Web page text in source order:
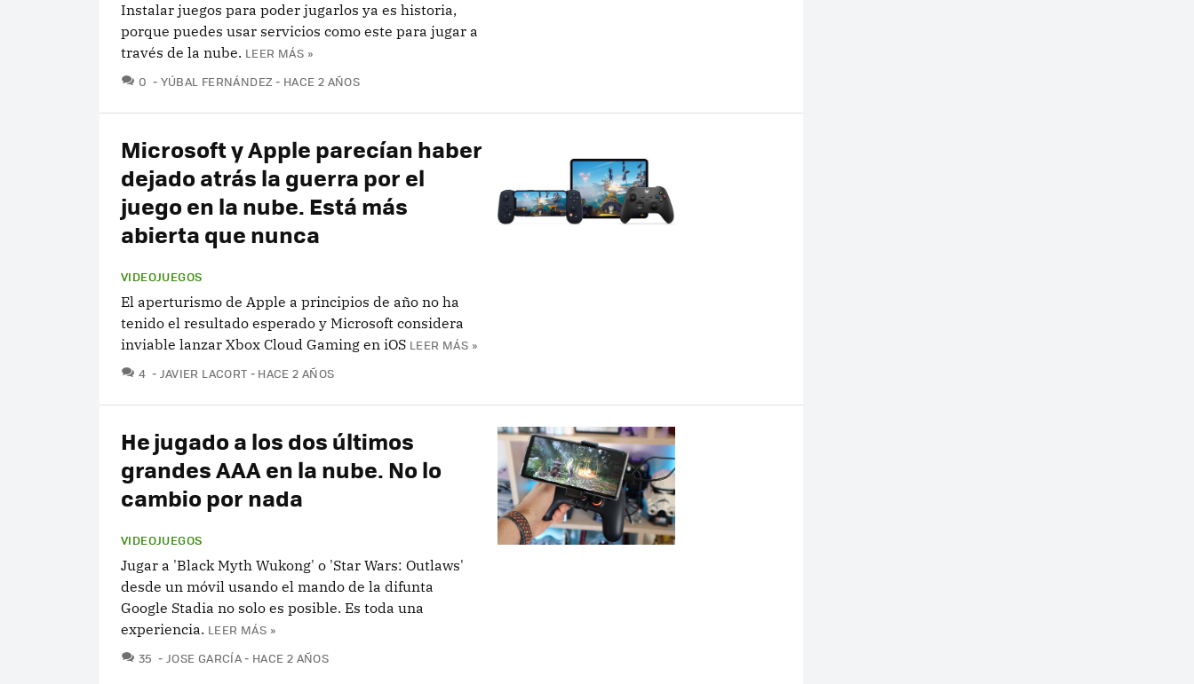
Instalar juegos para poder jugarlos ya es historia,
porque puedes usar servicios como este para jugar a
través de la nube. LEER MÁS »
0 COMENTARIOS
YÚBAL FERNÁNDEZ HACE 2 AÑOS
Microsoft y Apple parecían haber
dejado atrás la guerra por el
juego en la nube. Está más
abierta que nunca
VIDEOJUEGOS
El aperturismo de Apple a principios de año no ha
tenido el resultado esperado y Microsoft considera
inviable lanzar Xbox Cloud Gaming en iOS LEER MÁS »
4 COMENTARIOS
JAVIER LACORT HACE 2 AÑOS
He jugado a los dos últimos
grandes AAA en la nube. No lo
cambio por nada
VIDEOJUEGOS
Jugar a 'Black Myth Wukong' o 'Star Wars: Outlaws'
desde un móvil usando el mando de la difunta
Google Stadia no solo es posible. Es toda una
experiencia. LEER MÁS »
35 COMENTARIOS
JOSE GARCÍA HACE 2 AÑOS